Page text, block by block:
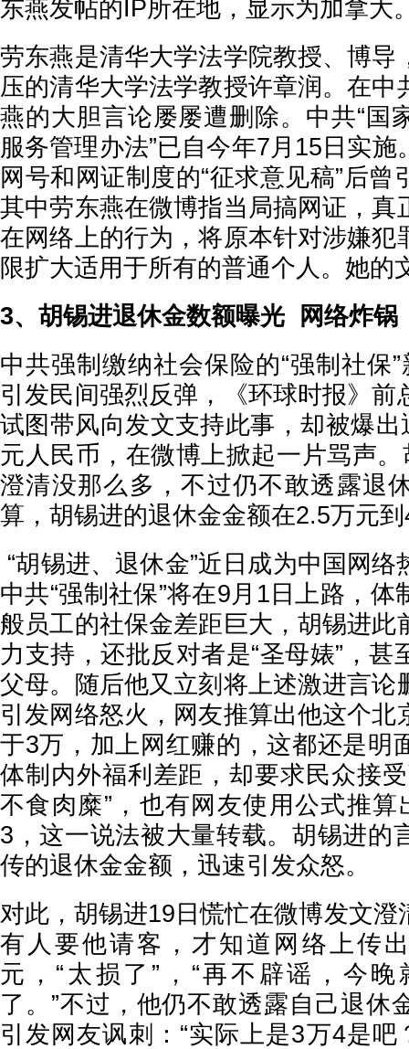
东燕发帖的IP所在地，显示为加拿大
劳东燕是清华大学法学院教授、博导
压的清华大学法学教授许章润。在中
燕的大胆言论屡屡遭删除。中共“国
服务管理办法”已自今年7月15日实
网号和网证制度的“征求意见稿”后
其中劳东燕在微博指当局搞网证，真
在网络上的行为，将原本针对涉嫌犯
限扩大适用于所有的普通个人。她的
3、胡锡进退休金数额曝光 网络炸锅
中共强制缴纳社会保险的“强制社保
引发民间强烈反弹，《环球时报》前
试图带风向发文支持此事，却被爆
元人民币，在微博上掀起一片骂声
澄清没那么多，不过仍不敢透露退
算，胡锡进的退休金金额在2.5万元
“胡锡进、退休金”近日成为中国网
中共“强制社保”将在9月1日上路，
般员工的社保金差距巨大，胡锡进此
力支持，还批反对者是“圣母婊”，甚
父母。随后他又立刻将上述激进言论
引发网络怒火，网友推算出他这个北
于3万，加上网红赚的，这都还是明
体制内外福利差距，却要求民众接
不食肉糜”，也有网友使用公式推
3，这一说法被大量转载。胡锡进的
传的退休金金额，迅速引发众怒。
对此，胡锡进19日慌忙在微博发文澄
有人要他请客，才知道网络上传
元，“太损了”，“再不辟谣，今
了。”不过，他仍不敢透露自己退休
引发网友讽刺：“实际上是3万4是吧